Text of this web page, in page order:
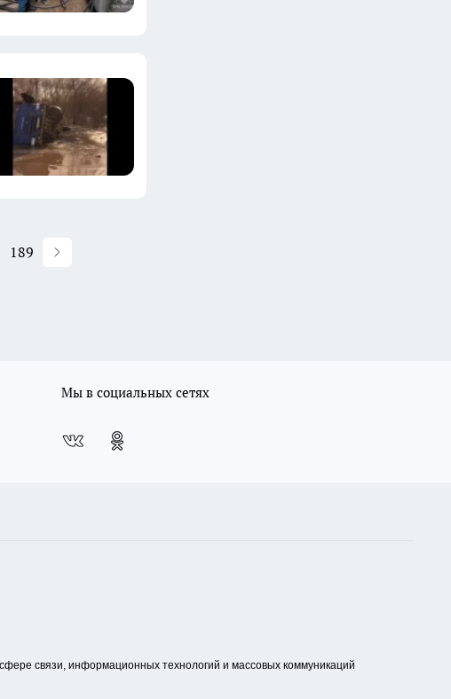
189
Мы в социальных сетях
связи, информационных технологий и массовых коммуникаций